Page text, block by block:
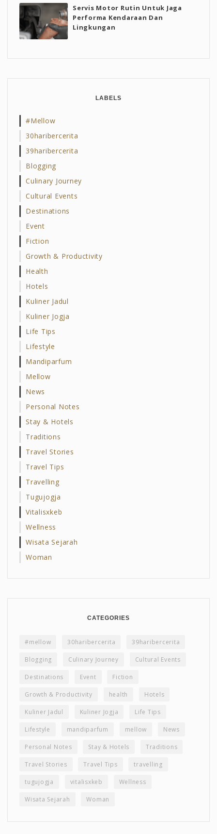
Servis Motor Rutin Untuk Jaga
Performa Kendaraan Dan
Lingkungan
LABELS
#mellow
30haribercerita
39haribercerita
Blogging
Culinary Journey
Cultural Events
Destinations
Event
Fiction
Growth & Productivity
Health
Hotels
Kuliner Jadul
Kuliner Jogja
Life Tips
Lifestyle
Mandiparfum
Mellow
News
Personal Notes
Stay & Hotels
Traditions
Travel Stories
Travel Tips
Travelling
Tugujogja
Vitalisxkeb
Wellness
Wisata Sejarah
Woman
CATEGORIES
#mellow 30haribercerita 39haribercerita
Blogging Culinary Journey Cultural Events
Destinations Event Fiction
Growth & Productivity health Hotels
Kuliner Jadul Kuliner Jogja Life Tips
Lifestyle mandiparfum mellow News
Personal Notes Stay & Hotels Traditions
Travel Stories Travel Tips travelling
tugujogja vitalisxkeb Wellness
Wisata Sejarah Woman